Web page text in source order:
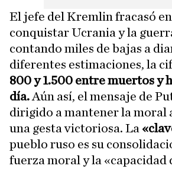
El jefe del Kremlin fracasó
conquistar Ucrania y la
contando miles de bajas a
diferentes estimaciones, la
800 y 1.500 entre muertos y
día. Aún así, el mensaje de
dirigido a mantener la moral
una gesta victoriosa. La
pueblo ruso es su
fuerza moral y la «capacidad